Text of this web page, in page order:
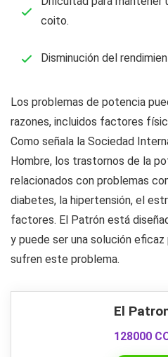
coito.
Disminución del
Los problemas de potencia
razones, incluidos factores
Como señala la Sociedad
Hombre, los trastornos de la
relacionados con problemas
diabetes, la hipertensión, el
factores. El Patrón está
y puede ser una solución
sufren este problema.
El
128000